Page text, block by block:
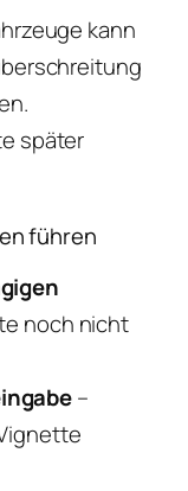
kann
später
führen
noch nicht
–